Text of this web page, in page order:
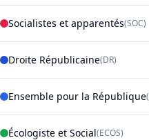
Socialistes et apparentés(SOC)
Droite Républicaine(DR)
Ensemble pour la République(
Écologiste et Social(ECOS)